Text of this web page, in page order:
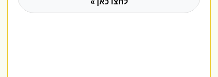
לחצו כאן »